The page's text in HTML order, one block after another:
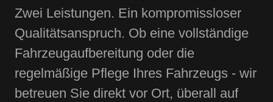
Zwei Leistungen. Ein kompromissloser
Qualitätsanspruch. Ob eine vollständige
Fahrzeugaufbereitung oder die
regelmäßige Pflege Ihres Fahrzeugs - wir
betreuen Sie direkt vor Ort, überall auf